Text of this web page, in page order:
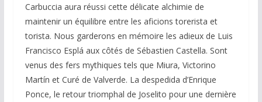
Carbuccia aura réussi cette délicate alchimie de
maintenir un équilibre entre les aficions torerista et
torista. Nous garderons en mémoire les adieux de Luis
Francisco Esplá aux côtés de Sébastien Castella. Sont
venus des fers mythiques tels que Miura, Victorino
Martín et Curé de Valverde. La despedida d’Enrique
Ponce, le retour triomphal de Joselito pour une dernière